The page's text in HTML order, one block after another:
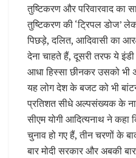
तुष्टिकरण और परिवारवाद का
तुष्टिकरण की ‘ट्रिपल डोज’
पिछड़े, दलित, आदिवासी का
देना चाहते हैं, दूसरी तरफ ये
आधा हिस्सा छीनकर उसको भी
यह लोग देश के बजट को भी
प्रतिशत सीधे अल्पसंख्यक के
सीएम योगी आदित्यनाथ ने
चुनाव हो गए हैं, तीन चरणों के
बार मोदी सरकार और अबकी